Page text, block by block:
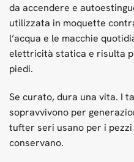
da accendere e
utilizzata in moquette
l’acqua e le macchie
elettricità statica e risulta
piedi.
Se curato, dura una vita. I
sopravvivono per
tufter seri usano per i pezzi
conservano.